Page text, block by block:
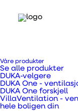
Våre produkter
Se alle produkter
DUKA-velgere
DUKA One -
DUKA One forskjell
VillaVentilation -
hele boligen din